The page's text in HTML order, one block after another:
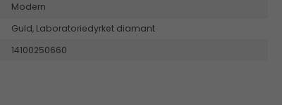
Modern
Guld, Laboratoriedyrket diamant
14100250660